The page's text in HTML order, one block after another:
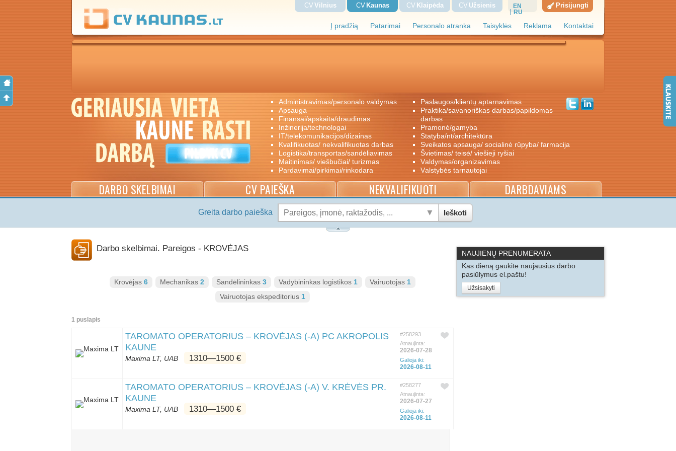
Į pradžią Patarimai Personalo atranka Taisyklės Reklama Kontaktai
CV Vilnius CV Kaunas CV Klaipėda CV Užsienis
EN
RU
Prisijungti
administravimas/personalo valdymas
apsauga
finansai/apskaita/draudimas
inžinerija/technologai
IT/telekomunikacijos/dizainas
kvalifikuotas/ nekvalifikuotas darbas
logistika/transportas/sandėliavimas
maitinimas/ viešbučiai/ turizmas
pardavimai/pirkimai/rinkodara
paslaugos/klientų aptarnavimas
praktika/savanoriškas darbas/papildomas
darbas
pramonė/gamyba
statyba/nt/architektūra
sveikatos apsauga/ socialinė rūpyba/ farmacija
švietimas/ teisė/ viešieji ryšiai
valdymas/organizavimas
valstybės tarnautojai
DARBO SKELBIMAI CV PAIEŠKA NEKVALIFIKUOTI DARBDAVIAMS
Greita darbo paieška Ieškoti
Darbo skelbimai. Pareigos - KROVĖJAS
Krovėjas 6 Mechanikas 2 Sandėlininkas 3 Vadybininkas logistikos 1 Vairuotojas 1
Vairuotojas ekspeditorius 1
1 puslapis
TAROMATO OPERATORIUS – KROVĖJAS (-A) PC AKROPOLIS
KAUNE
Maxima LT, UAB 1310―1500 €
#258293
Atnaujinta:
2026-07-28
Galioja iki:
2026-08-11
TAROMATO OPERATORIUS – KROVĖJAS (-A) V. KRĖVĖS PR.
KAUNE
Maxima LT, UAB 1310―1500 €
#258277
Atnaujinta:
2026-07-27
Galioja iki:
2026-08-11
NAUJIENŲ PRENUMERATA
Kas dieną gaukite naujausius darbo
pasiūlymus el.paštu!
Užsisakyti